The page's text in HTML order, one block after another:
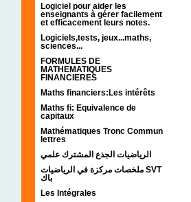
Logiciel pour aider les
enseignants à gérer facilement
et efficacement leurs notes.
Logiciels,tests, jeux...maths,
sciences...
FORMULES DE
MATHEMATIQUES
FINANCIERES
Maths financiers:Les intérêts
Maths fi: Equivalence de
capitaux
Mathématiques Tronc Commun
lettres
الرياضيات الجذع المشترك علمي
ملخصات مركزة في الرياضيات SVT
باك
Les Intégrales